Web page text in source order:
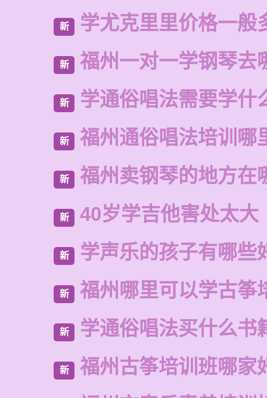
新 学尤克里里价格一般
新 福州一对一学钢琴去
新 学通俗唱法需要学什
新 福州通俗唱法培训哪
新 福州卖钢琴的地方在
新 40岁学吉他害处太大
新 学声乐的孩子有哪些
新 福州哪里可以学古筝
新 学通俗唱法买什么书
新
福州古筝培训班哪家